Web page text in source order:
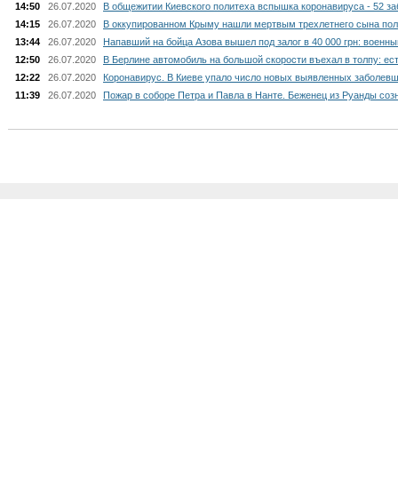
14:50 26.07.2020
В общежитии Киевского политеха вспышка коронавируса - 52
14:15 26.07.2020
В оккупированном Крыму нашли мертвым трехлетнего сына
13:44 26.07.2020
Напавший на бойца Азова вышел под залог в 40 000 грн:
12:50 26.07.2020
В Берлине автомобиль на большой скорости въехал в толпу:
12:22 26.07.2020
Коронавирус. В Киеве упало число новых выявленных
11:39 26.07.2020 Пожар в соборе Петра и Павла в Нанте. Беженец из Руанды